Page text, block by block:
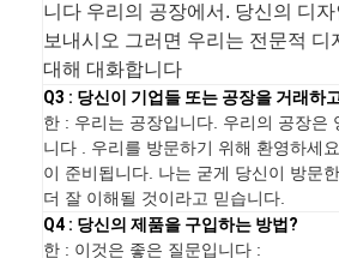
니다 우리의 공장에서. 당신의 디자
보내시오 그러면 우리는 전문적 디
대해 대화합니다
Q3 : 당신이 기업들 또는 공장을 거래하
한 : 우리는 공장입니다. 우리의 공장은
니다 . 우리를 방문하기 위해 환영하세
이 준비됩니다. 나는 굳게 당신이 방문
더 잘 이해될 것이라고 믿습니다.
Q4 : 당신의 제품을 구입하는 방법?
한 : 이것은 좋은 질문입니다 :